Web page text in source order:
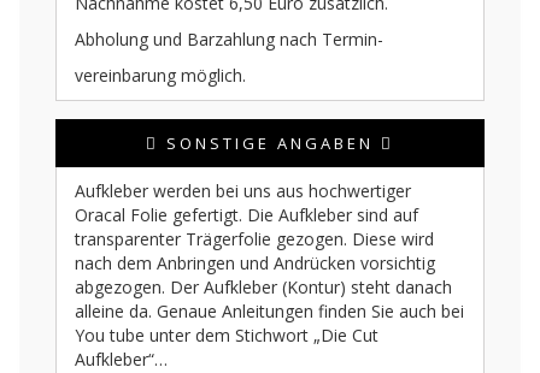
Abholung und Barzahlung nach Termin-
vereinbarung möglich.
SONSTIGE ANGABEN
Aufkleber werden bei uns aus hochwertiger
Oracal Folie gefertigt. Die Aufkleber sind auf
transparenter Trägerfolie gezogen. Diese wird
nach dem Anbringen und Andrücken vorsichtig
abgezogen. Der Aufkleber (Kontur) steht danach
alleine da. Genaue Anleitungen finden Sie auch bei
You tube unter dem Stichwort „Die Cut
Aufkleber“…